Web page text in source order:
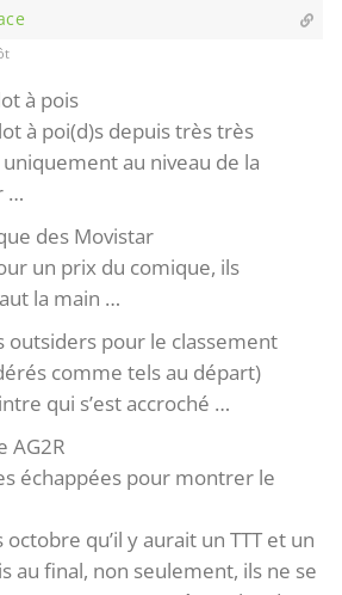
à pois
à poi(d)s depuis très très
au niveau de la
…
des Movistar
un prix du comique, ils
la main …
outsiders pour le classement
comme tels au départ)
qui s’est accroché …
AG2R
échappées pour montrer le
qu’il y aurait un TTT et un
au final, non seulement, ils ne se